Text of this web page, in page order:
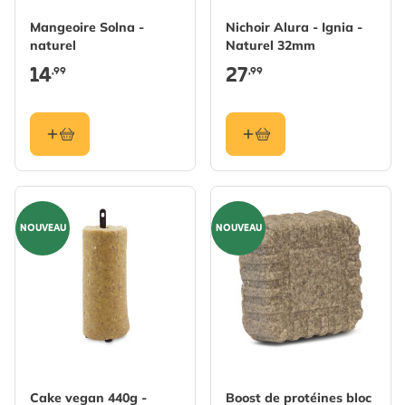
Mangeoire Solna -
naturel
14,99
Nichoir Alura - Ignia -
Naturel 32mm
27,99
NOUVEAU
Cake vegan 440g -
NOUVEAU
Boost de protéines bloc